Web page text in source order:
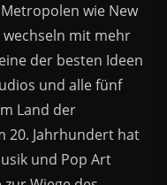
wie New
wechseln mit mehr
der besten Ideen
und alle fünf
Land der
20. Jahrhundert hat
und Pop Art